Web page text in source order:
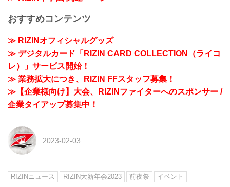
おすすめコンテンツ
≫ RIZINオフィシャルグッズ
≫ デジタルカード「RIZIN CARD COLLECTION（ライコ
レ）」サービス開始！
≫ 業務拡大につき、RIZIN FFスタッフ募集！
≫【企業様向け】大会、RIZINファイターへのスポンサー /
企業タイアップ募集中！
2023-02-03
RIZINニュース RIZIN大新年会2023 前夜祭 イベント